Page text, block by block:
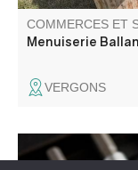
COMMERCES ET
Menuiserie
VERGONS